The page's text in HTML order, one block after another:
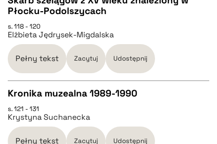
pobierz cytat
BIBTEX
Płocku-Podolszycach
s. 118 - 120
Elżbieta Jędrysek-Migdalska
Pełny tekst Zacytuj Udostępnij
CZYSTY TEKST
pobierz cytat
Kronika muzealna 1989-1990
s. 121 - 131
Krystyna Suchanecka
Pełny tekst Zacytuj Udostępnij